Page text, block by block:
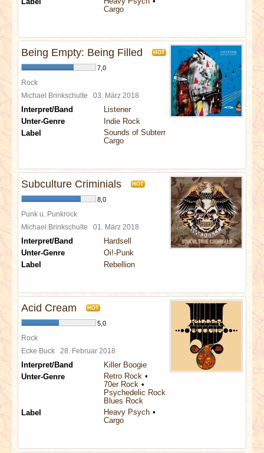
Cargo
Being Empty: Being Filled HOT
7,0
Rock
Michael Brinkschulte 03. März 2018
Interpret/Band
Listener
Unter-Genre
Indie Rock
Label
Sounds of Subterrania
Cargo
Subculture Criminials HOT
8,0
Punk u. Punkrock
Michael Brinkschulte 01. März 2018
Interpret/Band
Hardsell
Unter-Genre
Oi!-Punk
Label
Rebellion
Acid Cream HOT
5,0
Rock
Ecke Buck 28. Februar 2018
Interpret/Band
Killer Boogie
Unter-Genre
Retro Rock
70er Rock
Psychedelic Rock
Blues Rock
Label
Heavy Psych
Cargo